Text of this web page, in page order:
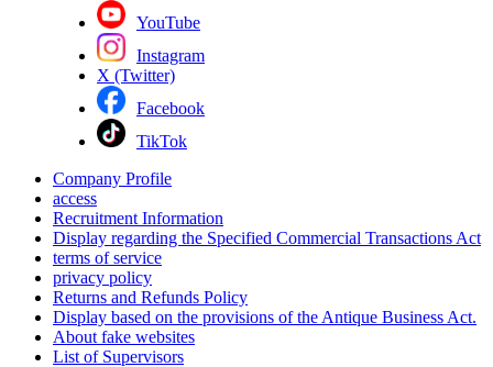
YouTube
Instagram
X (Twitter)
Facebook
TikTok
Company Profile
access
Recruitment Information
Display regarding the Specified Commercial Transactions Act
terms of service
privacy policy
Returns and Refunds Policy
Display based on the provisions of the Antique Business Act.
About fake websites
List of Supervisors